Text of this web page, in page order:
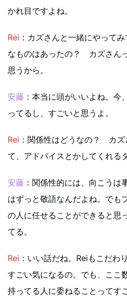
かれ目ですよね。
Rei ：カズさんと一緒にやって
なものはあったの？ カズさん
思うから。
安藤 ：本当に頭がいいよね。
ってるし、すごいと思うよ。
Rei ：関係性はどうなの？ カ
て、アドバイスとかしてくれる
安藤 ：関係性的には、向こう
はずっと敬語なんだよね。でも
の人に任せることができると思
てる。
Rei ：いい話だね。Reiもこだわ
すごい気になるの。でも、ここ
持ってる人に委ねることってす